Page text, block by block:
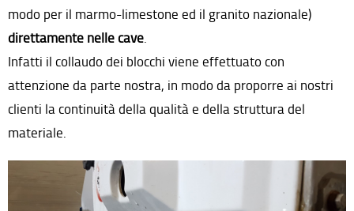
modo per il marmo-limestone ed il granito nazionale)
direttamente nelle cave
Infatti il collaudo dei blocchi viene effettuato con
attenzione da parte nostra, in modo da proporre ai nostri
clienti la continuità della qualità e della struttura del
materiale.